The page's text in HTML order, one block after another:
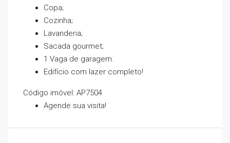
Copa;
Cozinha;
Lavanderia;
Sacada gourmet;
1 Vaga de garagem.
Edifício com lazer completo!
Código imóvel: AP7504
Agende sua visita!